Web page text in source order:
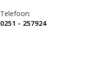
Telefoon:
0251 - 257924